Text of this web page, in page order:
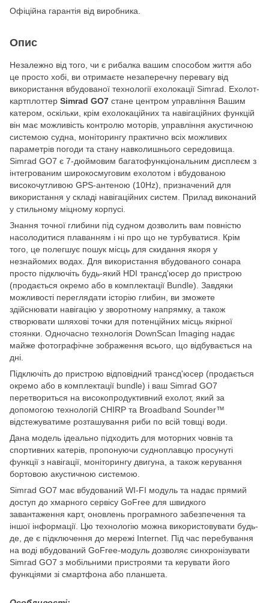
Офіційна гарантія від виробника.
Опис
Незалежно від того, чи є рибалка вашим способом життя або
це просто хобі, ви отримаєте незаперечну перевагу від
використання вбудованої технології ехолокації Simrad. Ехолот-
картплоттер Simrad GO7 стане центром управління Вашим
катером, оскільки, крім ехолокаційних та навігаційних функцій
він має можливість контролю моторів, управління акустичною
системою судна, моніторингу практично всіх можливих
параметрів погоди та стану навколишнього середовища.
Simrad GO7 є 7-дюймовим багатофункціональним дисплеєм з
інтегрованим широкосмуговим ехолотом і вбудованою
високочутливою GPS-антеною (10Hz), призначений для
використання у складі навігаційних систем. Прилад виконаний
у стильному міцному корпусі.
Знання точної глибини під судном дозволить вам повністю
насолодитися плаванням і ні про що не турбуватися. Крім
того, це полегшує пошук місць для скидання якоря у
незнайомих водах. Для використання вбудованого сонара
просто підключіть будь-який HDI трансд'юсер до пристрою
(продається окремо або в комплектації Bundle). Завдяки
можливості переглядати історію глибин, ви зможете
здійснювати навігацію у зворотному напрямку, а також
створювати шляхові точки для потенційних місць якірної
стоянки. Одночасно технологія DownScan Imaging надає
майже фотографічне зображення всього, що відбувається на
дні.
Підключіть до пристрою відповідний трансд'юсер (продається
окремо або в комплектації bundle) і ваш Simrad GO7
перетвориться на високопродуктивний ехолот, який за
допомогою технологій CHIRP та Broadband Sounder™
відстежуватиме розташування риби по всій товщі води.
Дана модель ідеально підходить для моторних човнів та
спортивних катерів, пропонуючи судноплавцю просунуті
функції з навігації, моніторингу двигуна, а також керування
бортовою акустичною системою.
Simrad GO7 має вбудований WI-FI модуль та надає прямий
доступ до хмарного сервісу GoFree для швидкого
завантаження карт, оновлень програмного забезпечення та
іншої інформації. Цю технологію можна використовувати будь-
де, де є підключення до мережі Internet. Під час перебування
на воді вбудований GoFree-модуль дозволяє синхронізувати
Simrad GO7 з мобільними пристроями та керувати його
функціями зі смартфона або планшета.